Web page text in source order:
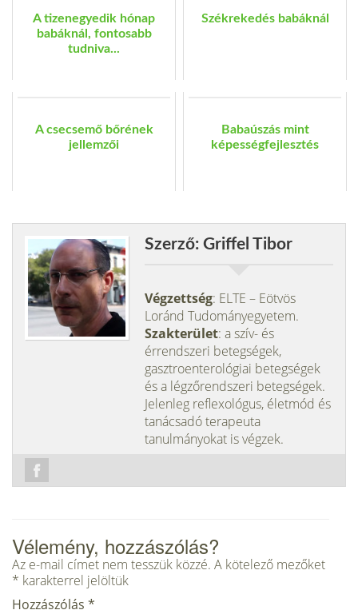
A tizenegyedik hónap
babáknál, fontosabb
tudniva...
Székrekedés babáknál
A csecsemő bőrének
jellemzői
Babaúszás mint
képességfejlesztés
Szerző: Griffel Tibor
Végzettség: ELTE – Eötvös
Loránd Tudományegyetem.
Szakterület: a szív- és
érrendszeri betegségek,
gasztroenterológiai betegségek
és a légzőrendszeri betegségek.
Jelenleg reflexológus, életmód és
tanácsadó terapeuta
tanulmányokat is végzek.
Vélemény, hozzászólás?
Az e-mail címet nem tesszük közzé. A kötelező mezőket
* karakterrel jelöltük
Hozzászólás *